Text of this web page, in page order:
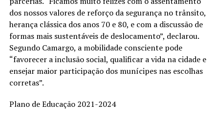
dos nossos valores de reforço da segurança no trânsito,
herança clássica dos anos 70 e 80, e com a discussão de
formas mais sustentáveis de deslocamento”, declarou.
Segundo Camargo, a mobilidade consciente pode
“favorecer a inclusão social, qualificar a vida na cidade e
ensejar maior participação dos munícipes nas escolhas
corretas”.
Plano de Educação 2021-2024